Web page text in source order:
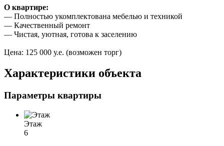
О квартире:
— Полностью укомплектована мебелью и техникой
— Качественный ремонт
— Чистая, уютная, готова к заселению
Цена: 125 000 у.е. (возможен торг)
Характеристики объекта
Параметры квартиры
Этаж
6